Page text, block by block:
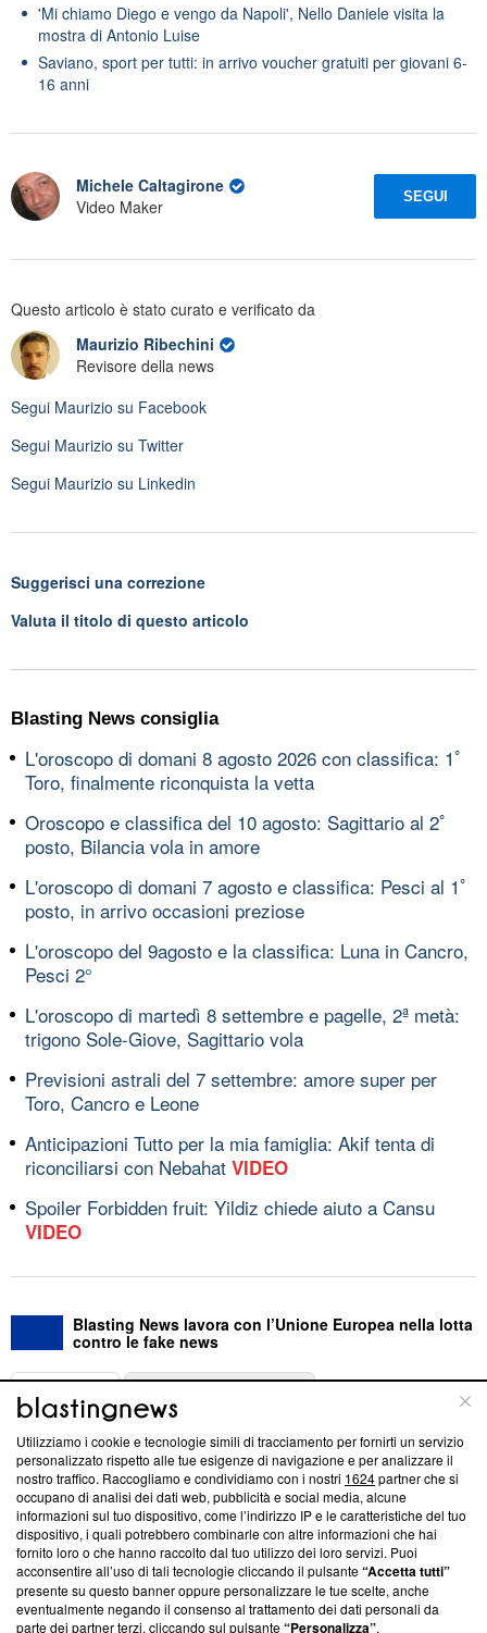
'Mi chiamo Diego e vengo da Napoli', Nello Daniele visita la
mostra di Antonio Luise
Saviano, sport per tutti: in arrivo voucher gratuiti per giovani 6-
16 anni
Michele Caltagirone
Video Maker
SEGUI
Questo articolo è stato curato e verificato da
Maurizio Ribechini
Revisore della news
Segui Maurizio su Facebook
Segui Maurizio su Twitter
Segui Maurizio su Linkedin
Suggerisci una correzione
Valuta il titolo di questo articolo
Blasting News consiglia
L'oroscopo di domani 8 agosto 2026 con classifica: 1ﾟ
Toro, finalmente riconquista la vetta
Oroscopo e classifica del 10 agosto: Sagittario al 2ﾟ
posto, Bilancia vola in amore
L'oroscopo di domani 7 agosto e classifica: Pesci al 1ﾟ
posto, in arrivo occasioni preziose
L'oroscopo del 9agosto e la classifica: Luna in Cancro,
Pesci 2°
L'oroscopo di martedì 8 settembre e pagelle, 2ª metà:
trigono Sole-Giove, Sagittario vola
Previsioni astrali del 7 settembre: amore super per
Toro, Cancro e Leone
Anticipazioni Tutto per la mia famiglia: Akif tenta di
riconciliarsi con Nebahat VIDEO
Spoiler Forbidden fruit: Yildiz chiede aiuto a Cansu
VIDEO
Blasting News lavora con l’Unione Europea nella lotta
contro le fake news
ABOUT
Questa sezione offre informazioni trasparenti su Blasting
News, sui nostri processi editoriali e su come ci impegniamo a
creare news di qualità. Inoltre, afferma la nostra aderenza a
‘Trust Project - News with Integrity’Blasting News non è
ancora membro del programma, ma ha richiesto di farne
parte; Trust Project non ha ancora effettuato una verifica di
conformità agli standard.
Utilizziamo i cookie e tecnologie simili di tracciamento per fornirti un servizio
personalizzato rispetto alle tue esigenze di navigazione e per analizzare il
nostro traffico. Raccogliamo e condividiamo con i nostri 1624partner che si
occupano di analisi dei dati web, pubblicità e social media, alcune
informazioni sul tuo dispositivo, come l’indirizzo IP e le caratteristiche del tuo
dispositivo, i quali potrebbero combinarle con altre informazioni che hai
fornito loro o che hanno raccolto dal tuo utilizzo dei loro servizi. Puoi
acconsentire all’uso di tali tecnologie cliccando il pulsante“Accetta tutti”
presente su questo banner oppure personalizzare le tue scelte, anche
eventualmente negando il consenso al trattamento dei dati personali da
parte dei partner terzi, cliccando sul pulsante“Personalizza”.